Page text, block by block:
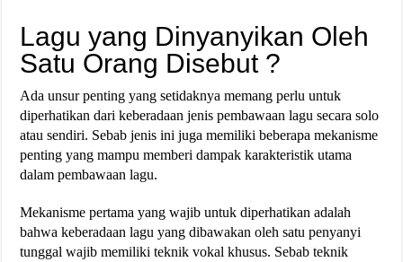
Lagu yang Dinyanyikan Oleh
Satu Orang Disebut ?
Ada unsur penting yang setidaknya memang perlu untuk
diperhatikan dari keberadaan jenis pembawaan lagu secara solo
atau sendiri. Sebab jenis ini juga memiliki beberapa mekanisme
penting yang mampu memberi dampak karakteristik utama
dalam pembawaan lagu.
Mekanisme pertama yang wajib untuk diperhatikan adalah
bahwa keberadaan lagu yang dibawakan oleh satu penyanyi
tunggal wajib memiliki teknik vokal khusus. Sebab teknik